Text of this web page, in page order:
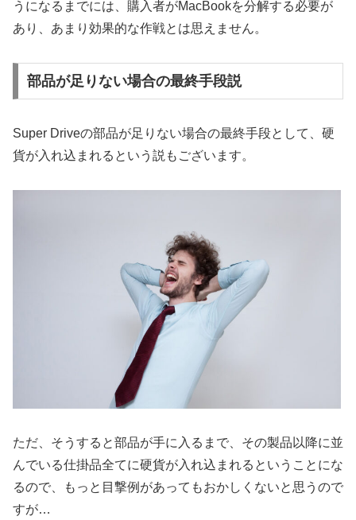
うになるまでには、購入者がMacBookを分解する必要が
あり、あまり効果的な作戦とは思えません。
部品が足りない場合の最終手段説
Super Driveの部品が足りない場合の最終手段として、硬
貨が入れ込まれるという説もございます。
ただ、そうすると部品が手に入るまで、その製品以降に並
んでいる仕掛品全てに硬貨が入れ込まれるということにな
るので、もっと目撃例があってもおかしくないと思うので
すが…